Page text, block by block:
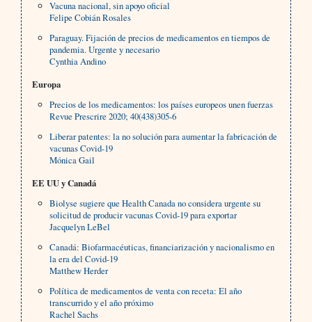
Vacuna nacional, sin apoyo oficial
Felipe Cobián Rosales
Paraguay. Fijación de precios de medicamentos en tiempos de
pandemia. Urgente y necesario
Cynthia Andino
Europa
Precios de los medicamentos: los países europeos unen fuerzas
Revue Prescrire 2020; 40(438)305-6
Liberar patentes: la no solución para aumentar la fabricación de
vacunas Covid-19
Mónica Gail
EE UU y Canadá
Biolyse sugiere que Health Canada no considera urgente su
solicitud de producir vacunas Covid-19 para exportar
Jacquelyn LeBel
Canadá: Biofarmacéuticas, financiarización y nacionalismo en
la era del Covid-19
Matthew Herder
Política de medicamentos de venta con receta: El año
transcurrido y el año próximo
Rachel Sachs